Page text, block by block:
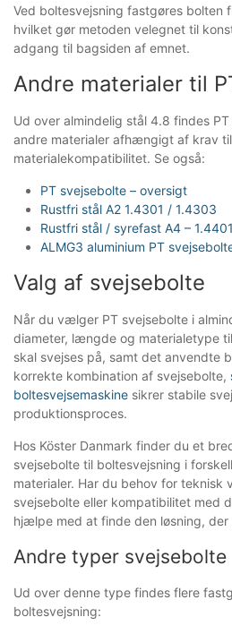
Ved boltesvejsning fastgøres bolten
hvilket gør metoden velegnet til
adgang til bagsiden af emnet.
Andre materialer til
Ud over almindelig stål 4.8 findes
andre materialer afhængigt af krav
materialekompatibilitet. Se også:
PT svejsebolte – oversigt
Rustfri stål A2 1.4301 / 1.4303
Rustfri stål / syrefast A4 –
ALMG3 aluminium PT
Valg af svejsebolte
Når du vælger PT svejsebolte i
diameter, længde og materialetype
skal svejses på, samt det anvendte
korrekte kombination af svejsebolte,
boltesvejsemaskine sikrer stabile
produktionsproces.
Hos Köster Danmark finder du et
svejsebolte til boltesvejsning i
materialer. Har du behov for teknisk
svejsebolte eller kompatibilitet med
hjælpe med at finde den løsning,
Andre typer svejsebolte
Ud over denne type findes flere
boltesvejsning: